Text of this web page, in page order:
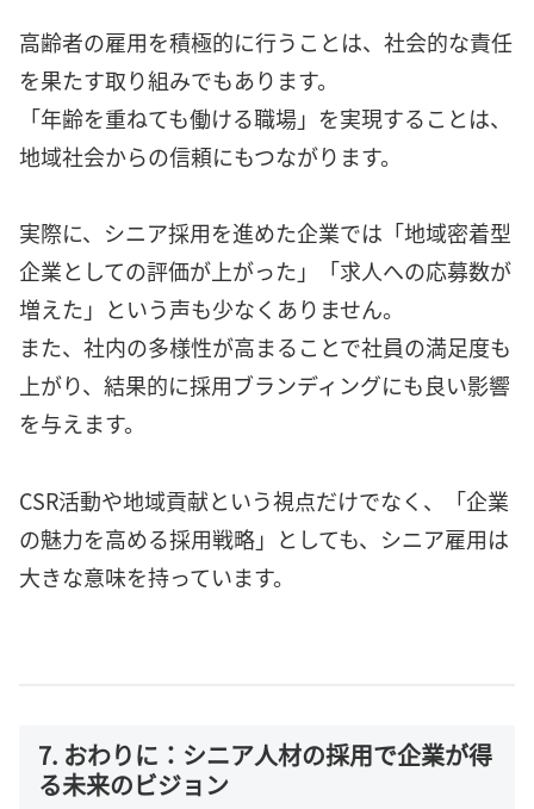
高齢者の雇用を積極的に行うことは、社会的な責任
を果たす取り組みでもあります。
「年齢を重ねても働ける職場」を実現することは、
地域社会からの信頼にもつながります。
実際に、シニア採用を進めた企業では「地域密着型
企業としての評価が上がった」「求人への応募数が
増えた」という声も少なくありません。
また、社内の多様性が高まることで社員の満足度も
上がり、結果的に採用ブランディングにも良い影響
を与えます。
CSR活動や地域貢献という視点だけでなく、「企業
の魅力を高める採用戦略」としても、シニア雇用は
大きな意味を持っています。
7. おわりに：シニア人材の採用で企業が得
る未来のビジョン